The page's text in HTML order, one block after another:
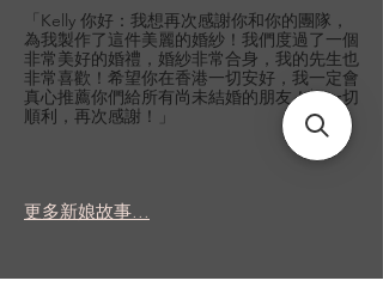
「Kelly 你好：我想再次感謝你和你的團隊，
為我製作了這件美麗的婚紗！我們度過了一個
非常美好的婚禮，婚紗非常合身，我的先生也
非常喜歡！希望你在香港一切安好，我一定會
真心推薦你們給所有尚未結婚的朋友！祝一切
順利，再次感謝！」
更多新娘故事...